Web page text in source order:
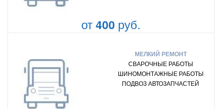
от400 руб.
МЕЛКИЙ РЕМОНТ
СВАРОЧНЫЕ РАБОТЫ
ШИНОМОНТАЖНЫЕ РАБОТЫ
ПОДВОЗ АВТОЗАПЧАСТЕЙ